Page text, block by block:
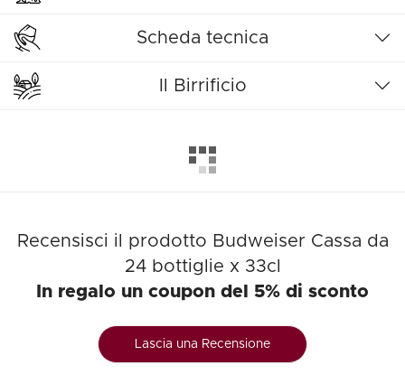
Scheda tecnica
Il Birrificio
Recensisci il prodotto Budweiser Cassa da
24 bottiglie x 33cl
In regalo un coupon del 5% di sconto
Lascia una Recensione